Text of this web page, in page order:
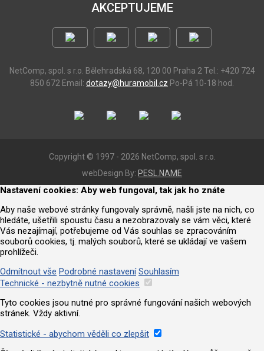
AKCEPTUJEME
NetComp, spol. s r.o. Bělehradská 68, 120 00 Praha 2 Tel.: +420 724
850 672 Email: dotazy@huramobil.cz Po-Pá 10-18 hod.
Copyright © 1997 - 2026 NetComp, spol. s r.o.
webDesign By: PESL.NAME
Nastavení cookies: Aby web fungoval, tak jak ho znáte
Aby naše webové stránky fungovaly správně, našli jste na nich, co
hledáte, ušetřili spoustu času a nezobrazovaly se vám věci, které
Vás nezajímají, potřebujeme od Vás souhlas se zpracováním
souborů cookies, tj. malých souborů, které se ukládají ve vašem
prohlížeči.
Odmítnout vše Podrobné nastavení Souhlasím
Technické - nezbytně nutné cookies
Tyto cookies jsou nutné pro správné fungování našich webových
stránek. Vždy aktivní.
Statistické - abychom věděli co zlepšit